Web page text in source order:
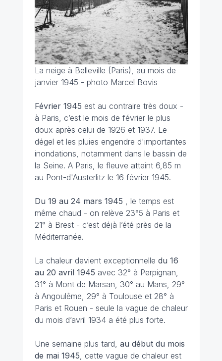
La neige à Belleville (Paris), au mois de
janvier 1945 - photo Marcel Bovis
Février 1945 est au contraire très doux -
à Paris, c’est le mois de février le plus
doux après celui de 1926 et 1937. Le
dégel et les pluies engendre d'importantes
inondations, notamment dans le bassin de
la Seine. A Paris, le fleuve atteint 6,85 m
au Pont-d'Austerlitz le 16 février 1945.
Du 19 au 24 mars 1945 , le temps est
même chaud - on relève 23°5 à Paris et
21° à Brest - c’est déjà l’été près de la
Méditerranée.
La chaleur devient exceptionnelle du 16
au 20 avril 1945 avec 32° à Perpignan,
31° à Mont de Marsan, 30° au Mans, 29°
à Angoulême, 29° à Toulouse et 28° à
Paris et Rouen - seule la vague de chaleur
du mois d’avril 1934 a été plus forte.
Une semaine plus tard, au début du mois
de mai 1945 , cette vague de chaleur est